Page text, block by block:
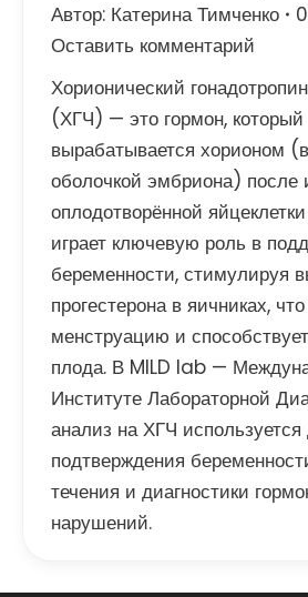
Автор: Катерина Тимченко
Оставить комментарий
Хорионический
(ХГЧ) — это гормон, который
вырабатывается хорионом
оболочкой эмбриона) после
оплодотворённой
играет ключевую роль в
беременности, стимулируя
прогестерона в яичниках,
менструацию и
плода. В MILD lab —
Институте Лабораторной
анализ на ХГЧ используется
подтверждения
течения и диагностики
нарушений.